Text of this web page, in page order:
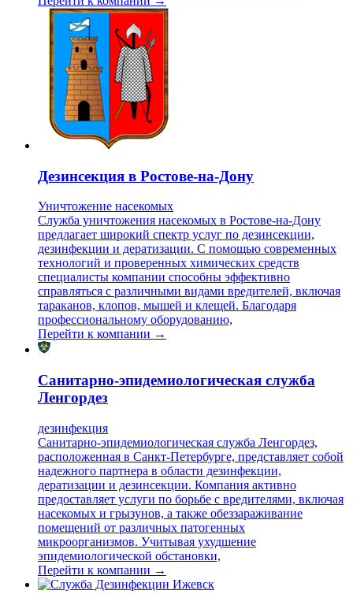
Дезинсекция в Ростове-на-Дону
Уничтожение насекомых
Служба уничтожения насекомых в Ростове-на-Дону
предлагает широкий спектр услуг по дезинсекции,
дезинфекции и дератизации. С помощью современных
технологий и проверенных химических средств
специалисты компании способны эффективно
справляться с различными видами вредителей, включая
тараканов, клопов, мышей и клещей. Благодаря
профессиональному оборудованию,
Перейти к компании →
Санитарно-эпидемиологическая служба
Ленгордез
дезинфекция
Санитарно-эпидемиологическая служба Ленгордез,
расположенная в Санкт-Петербурге, представляет собой
надежного партнера в области дезинфекции,
дератизации и дезинсекции. Компания активно
предоставляет услуги по борьбе с вредителями, включая
насекомых и грызунов, а также обеззараживание
помещений от различных патогенных
микроорганизмов. Учитывая ухудшение
эпидемиологической обстановки,
Перейти к компании →